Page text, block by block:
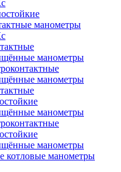
манометры
манометры
манометры
манометры
манометры
котловые манометры